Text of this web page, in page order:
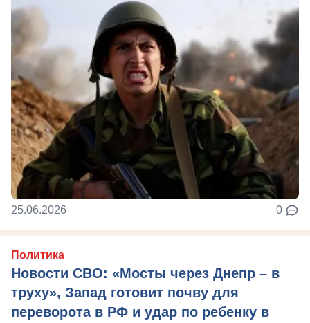
25.06.2026 0
Политика
Новости СВО: «Мосты через Днепр – в
труху», Запад готовит почву для
переворота в РФ и удар по ребенку в